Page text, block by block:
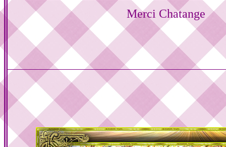
Merci Chatange